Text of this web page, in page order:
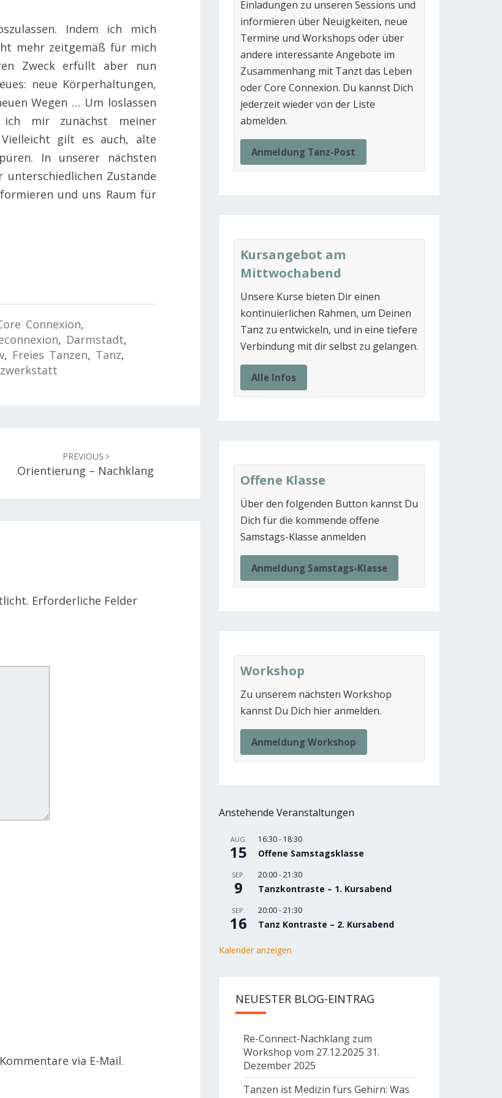
Indem ich mich
mehr zeitgemäß für mich
Zweck erfüllt aber nun
neue Körperhaltungen,
Wegen … Um loslassen
mir zunächst meiner
Vielleicht gilt es auch, alte
In unserer nächsten
Zustände
und uns Raum für
Connexion,
, Darmstadt,
, Freies Tanzen, Tanz,
PREVIOUS
Orientierung – Nachklang
Erforderliche Felder
via E-Mail.
Einladungen zu unseren Sessions und
informieren über Neuigkeiten, neue
Termine und Workshops oder über
andere interessante Angebote im
Zusammenhang mit Tanzt das Leben
oder Core Connexion. Du kannst Dich
jederzeit wieder von der Liste
abmelden.
Anmeldung Tanz-Post
Kursangebot am
Mittwochabend
Unsere Kurse bieten Dir einen
kontinuierlichen Rahmen, um Deinen
Tanz zu entwickeln, und in eine tiefere
Verbindung mit dir selbst zu gelangen.
Alle Infos
Offene Klasse
Über den folgenden Button kannst Du
Dich für die kommende offene
Samstags-Klasse anmelden
Anmeldung Samstags-Klasse
Workshop
Zu unserem nächsten Workshop
kannst Du Dich hier anmelden.
Anmeldung Workshop
Anstehende Veranstaltungen
AUG.
15
16:30- 18:30
Offene Samstagsklasse
SEP.
9
20:00-21:30
Tanzkontraste – 1. Kursabend
SEP.
16
20:00-21:30
Tanz Kontraste – 2. Kursabend
Kalender anzeigen
NEUESTER BLOG-EINTRAG
Re-Connect-Nachklang zum
Workshop vom 27.12.2025 31.
Dezember 2025
Tanzen ist Medizin fürs Gehirn: Was